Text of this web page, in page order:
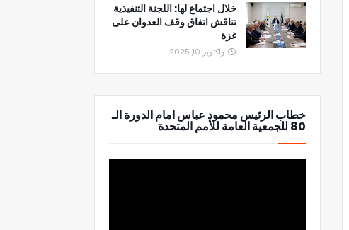
خلال اجتماع لها: اللجنة التنفيذية
تناقش اتفاق وقف العدوان على
غزة
واكتوبر 10, 2025
خطاب الرئيس محمود عباس امام الدورة الـ
80 للجمعية العامة للأمم المتحدة